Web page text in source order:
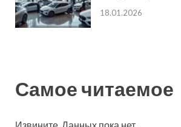
18.01.2026
Самое читаемое